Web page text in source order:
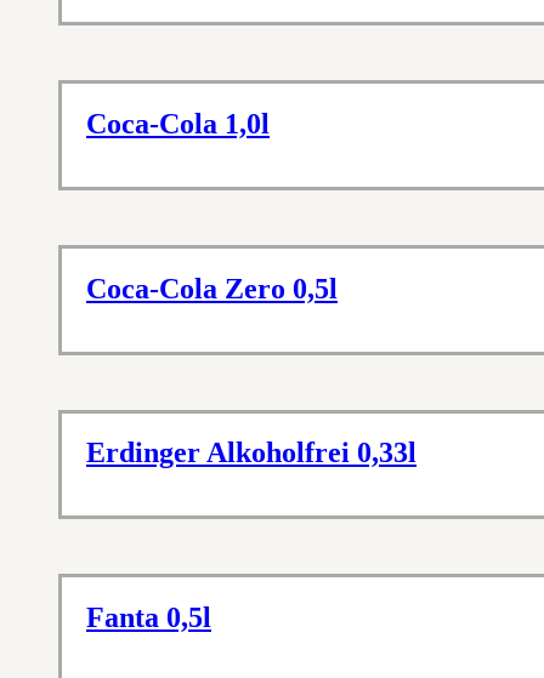
Coca-Cola 1,0l
Coca-Cola Zero 0,5l
Erdinger Alkoholfrei 0,33l
Fanta 0,5l